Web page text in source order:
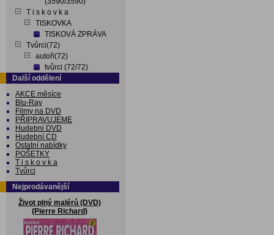
T i s k o v k a
TISKOVKA
TISKOVÁ ZPRÁVA
Tvůrci(72)
autoři(72)
tvůrci (72/72)
Další oddělení
AKCE měsíce
Blu-Ray
Filmy na DVD
PŘIPRAVUJEME
Hudebni DVD
Hudební CD
Ostatní nabídky
POŠETKY
T i s k o v k a
Tvůrci
Nejprodávanější
Život plný malérů (DVD)
(Pierre Richard)